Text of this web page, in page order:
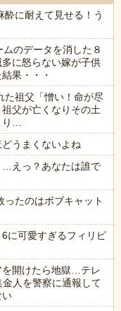
酔に耐えて見せる！う
のデータを消した８
に怒らない嫁が子供
果・・・
た祖父「憎い！命が尽
父が亡くなりその土
り…
うまくないよね
…えっ？あなたは誰で
たのはボブキャット
6に可愛すぎるフィリピ
を開けたら地獄…テレ
人を警察に通報して
い